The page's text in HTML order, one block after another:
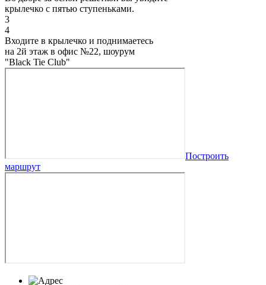
крылечко с пятью ступеньками.
3
4
Входите в крылечко и поднимаетесь
на 2й этаж в офис №22, шоурум
"Black Tie Club"
Построить
маршрут